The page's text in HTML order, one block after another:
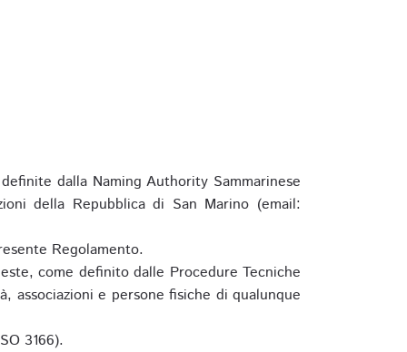
dalla Naming Authority Sammarinese
della Repubblica di San Marino (email:
Regolamento.
come definito dalle Procedure Tecniche
associazioni e persone fisiche di qualunque
3166).